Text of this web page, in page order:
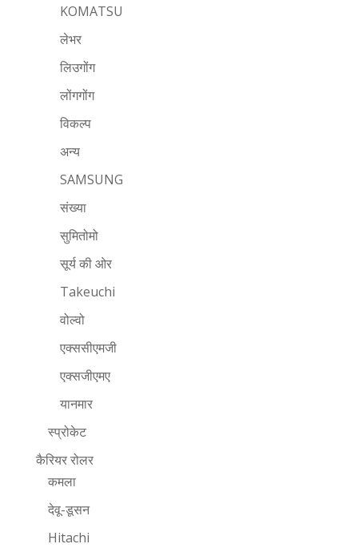
KOMATSU
लेभर
लिउगोंग
लोंगगोंग
विकल्प
अन्य
SAMSUNG
संख्या
सुमितोमो
सूर्य की ओर
Takeuchi
वोल्वो
एक्ससीएमजी
एक्सजीएमए
यानमार
स्प्रोकेट
कैरियर रोलर
कमला
देवू-डूसन
Hitachi